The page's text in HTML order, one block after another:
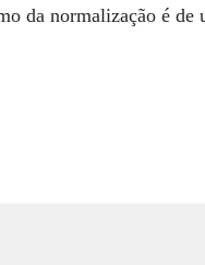
da normalização é de